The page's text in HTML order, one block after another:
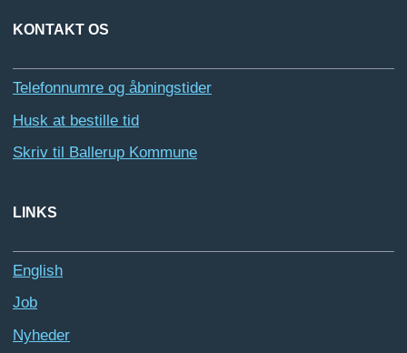
KONTAKT OS
Telefonnumre og åbningstider
Husk at bestille tid
Skriv til Ballerup Kommune
LINKS
English
Job
Nyheder